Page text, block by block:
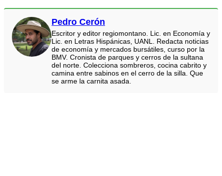
Pedro Cerón
Escritor y editor regiomontano. Lic. en Economía y
Lic. en Letras Hispánicas, UANL. Redacta noticias
de economía y mercados bursátiles, curso por la
BMV. Cronista de parques y cerros de la sultana
del norte. Colecciona sombreros, cocina cabrito y
camina entre sabinos en el cerro de la silla. Que
se arme la carnita asada.